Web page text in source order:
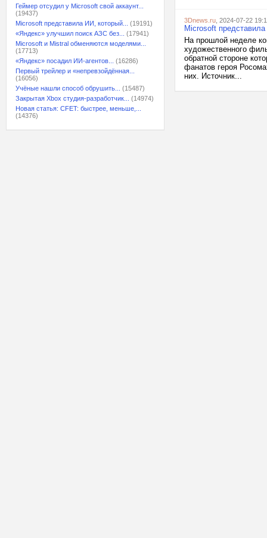
Геймер отсудил у Microsoft свой аккаунт...
(19437)
Microsoft представила ИИ, который...
(19191)
«Яндекс» улучшил поиск АЗС без...
(17941)
Microsoft и Mistral обменяются моделями...
(17713)
«Яндекс» посадил ИИ-агентов...
(16286)
Первый трейлер и «непревзойдённая...
(16056)
Учёные нашли способ обрушить...
(15487)
Закрытая Xbox студия-разработчик...
(14974)
Новая статья: CFET: быстрее, меньше,...
(14376)
3Dnews.ru , 2024-07-22
Microsoft
На прошлой неделе
художественного
обратной стороне
фанатов героя
них. Источник...